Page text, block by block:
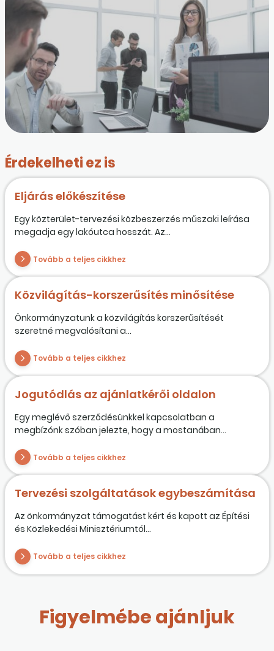
Érdekelheti ez is
Eljárás előkészítése
Egy közterület-tervezési közbeszerzés műszaki leírása
megadja egy lakóutca hosszát. Az...
Tovább a teljes cikkhez
Közvilágítás-korszerűsítés minősítése
Önkormányzatunk a közvilágítás korszerűsítését
szeretné megvalósítani a...
Tovább a teljes cikkhez
Jogutódlás az ajánlatkérői oldalon
Egy meglévő szerződésünkkel kapcsolatban a
megbízónk szóban jelezte, hogy a mostanában...
Tovább a teljes cikkhez
Tervezési szolgáltatások egybeszámítása
Az önkormányzat támogatást kért és kapott az Építési
és Közlekedési Minisztériumtól...
Tovább a teljes cikkhez
Figyelmébe ajánljuk